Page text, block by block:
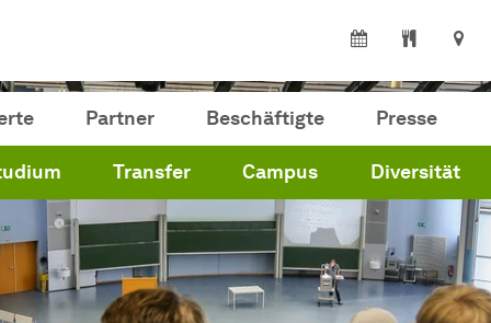
Partner Beschäftigte Presse
Transfer Campus Diversität